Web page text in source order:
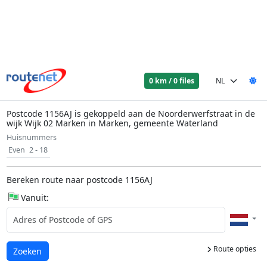
0 km / 0 files
Postcode 1156AJ is gekoppeld aan de Noorderwerfstraat in de
wijk Wijk 02 Marken in Marken, gemeente Waterland
Huisnummers
Even 2 - 18
Bereken route naar postcode 1156AJ
Vanuit:
Route opties
Laden...
Zoeken